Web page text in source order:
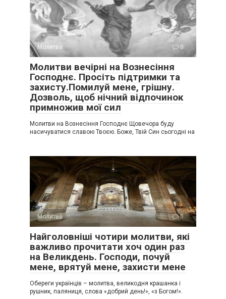
Молитва 0
Молитви вечірні на Вознесіння
Господнє. Просіть підтримки та
захисту.Помилуй мене, грішну.
Дозволь, щоб нічний відпочинок
примножив мої сил
Молитви на Вознесіння Господнє Щовечора буду
насичуватися славою Твоєю. Боже, Твій Син сьогодні на
Молитва 0
Найголовніші чотири молитви, які
важливо прочитати хоч один раз
на Великдень. Господи, почуй
мене, врятуй мене, захисти мене
Обереги українців – молитва, великодня крашанка і
рушник, паляниця, слова «добрий день!», «з Богом!».